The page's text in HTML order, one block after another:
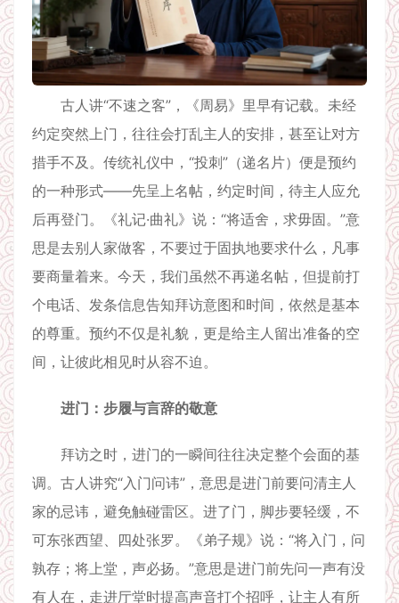
古人讲“不速之客”，《周易》里早有记载。未经
约定突然上门，往往会打乱主人的安排，甚至让对方
措手不及。传统礼仪中，“投刺”（递名片）便是预约
的一种形式——先呈上名帖，约定时间，待主人应允
后再登门。《礼记·曲礼》说：“将适舍，求毋固。”意
思是去别人家做客，不要过于固执地要求什么，凡事
要商量着来。今天，我们虽然不再递名帖，但提前打
个电话、发条信息告知拜访意图和时间，依然是基本
的尊重。预约不仅是礼貌，更是给主人留出准备的空
间，让彼此相见时从容不迫。
进门：步履与言辞的敬意
拜访之时，进门的一瞬间往往决定整个会面的基
调。古人讲究“入门问讳”，意思是进门前要问清主人
家的忌讳，避免触碰雷区。进了门，脚步要轻缓，不
可东张西望、四处张罗。《弟子规》说：“将入门，问
孰存；将上堂，声必扬。”意思是进门前先问一声有没
有人在，走进厅堂时提高声音打个招呼，让主人有所